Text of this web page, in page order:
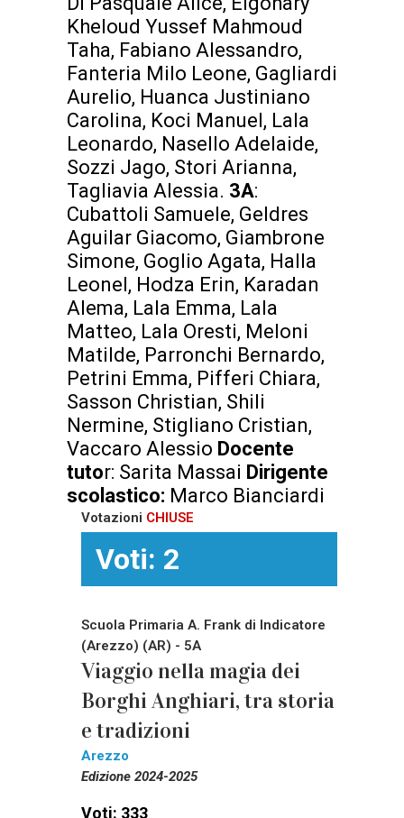
Kheloud Yussef Mahmoud
Taha, Fabiano Alessandro,
Fanteria Milo Leone, Gagliardi
Aurelio, Huanca Justiniano
Carolina, Koci Manuel, Lala
Leonardo, Nasello Adelaide,
Sozzi Jago, Stori Arianna,
Tagliavia Alessia. 3A:
Cubattoli Samuele, Geldres
Aguilar Giacomo, Giambrone
Simone, Goglio Agata, Halla
Leonel, Hodza Erin, Karadan
Alema, Lala Emma, Lala
Matteo, Lala Oresti, Meloni
Matilde, Parronchi Bernardo,
Petrini Emma, Pifferi Chiara,
Sasson Christian, Shili
Nermine, Stigliano Cristian,
Vaccaro Alessio Docente
tutor: Sarita Massai Dirigente
scolastico: Marco Bianciardi
Votazioni CHIUSE
Voti: 2
Scuola Primaria A. Frank di Indicatore
(Arezzo) (AR) - 5A
Viaggio nella magia dei
Borghi Anghiari, tra storia
e tradizioni
Arezzo
Edizione 2024-2025
Voti: 333